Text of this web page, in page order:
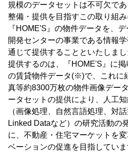
規模のデータセットは不可欠で
整備・提供を目指すこの取り組
『HOME'S』の物件データを、
開発センターの事業である情報
通じて提供することといたしまし
提供するのは、『HOME'S』に
の賃貸物件データ(※)で、これに
真等約8300万枚の物件画像デー
ータセットの提供により、人工
（画像処理、自然言語処理、対
Linked Dataなど）の研究活動の
に、不動産・住宅マーケットを
ベーションの促進を目指していま